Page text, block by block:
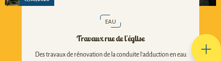
EAU
Travaux rue de l'église
Des travaux de rénovation de la conduite l'adduction en eau